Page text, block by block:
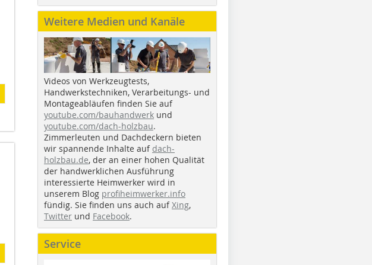
Weitere Medien und Kanäle
Videos von Werkzeugtests,
Handwerkstechniken, Verarbeitungs- und
Montageabläufen finden Sie auf
youtube.com/bauhandwerk und
youtube.com/dach-holzbau.
Zimmerleuten und Dachdeckern bieten
wir spannende Inhalte auf dach-
holzbau.de, der an einer hohen Qualität
der handwerklichen Ausführung
interessierte Heimwerker wird in
unserem Blog profiheimwerker.info
fündig. Sie finden uns auch aufXing,
Twitter und Facebook.
Service